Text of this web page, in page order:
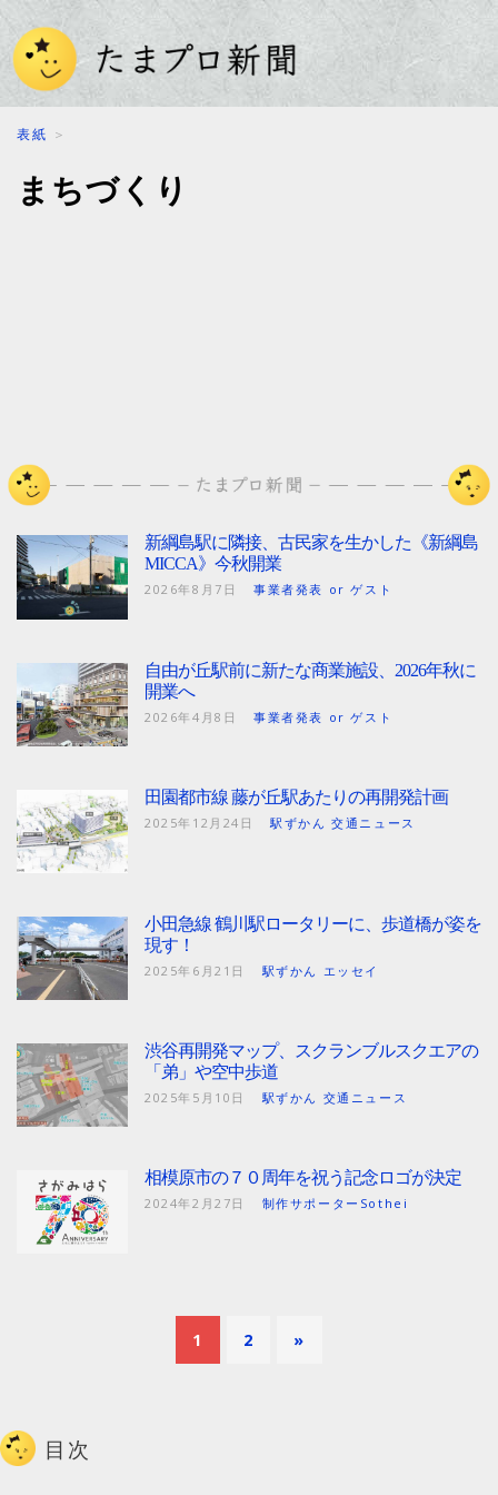
表紙 ＞
まちづくり
新綱島駅に隣接、古民家を生かした《新綱島
MICCA》今秋開業
2026年8月7日 事業者発表 or ゲスト
自由が丘駅前に新たな商業施設、2026年秋に
開業へ
2026年4月8日 事業者発表 or ゲスト
田園都市線 藤が丘駅あたりの再開発計画
2025年12月24日 駅ずかん 交通ニュース
小田急線 鶴川駅ロータリーに、歩道橋が姿を
現す！
2025年6月21日 駅ずかん エッセイ
渋谷再開発マップ、スクランブルスクエアの
「弟」や空中歩道
2025年5月10日 駅ずかん 交通ニュース
相模原市の７０周年を祝う記念ロゴが決定
2024年2月27日 制作サポーターSothei
1 2 »
目次